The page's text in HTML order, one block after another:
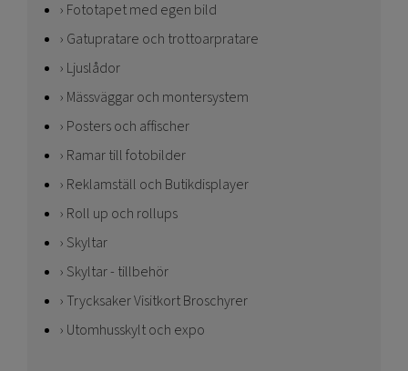
Fototapet med egen bild
Gatupratare och trottoarpratare
Ljuslådor
Mässväggar och montersystem
Posters och affischer
Ramar till fotobilder
Reklamställ och Butikdisplayer
Roll up och rollups
Skyltar
Skyltar - tillbehör
Trycksaker Visitkort Broschyrer
Utomhusskylt och expo